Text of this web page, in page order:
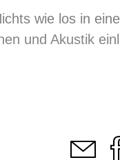
wie los in
und Akustik